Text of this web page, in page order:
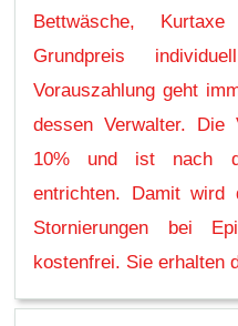
Bettwäsche,
Grundpreis
Vorauszahlung geht
dessen Verwalter. Die
10% und ist nach
entrichten. Damit wird
Stornierungen bei
kostenfrei. Sie erhalten